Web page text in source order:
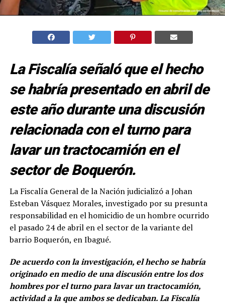
La Fiscalía señaló que el hecho
se habría presentado en abril de
este año durante una discusión
relacionada con el turno para
lavar un tractocamión en el
sector de Boquerón.
La Fiscalía General de la Nación judicializó a Johan
Esteban Vásquez Morales, investigado por su presunta
responsabilidad en el homicidio de un hombre ocurrido
el pasado 24 de abril en el sector de la variante del
barrio Boquerón, en Ibagué.
De acuerdo con la investigación, el hecho se habría
originado en medio de una discusión entre los dos
hombres por el turno para lavar un tractocamión,
actividad a la que ambos se dedicaban. La Fiscalía